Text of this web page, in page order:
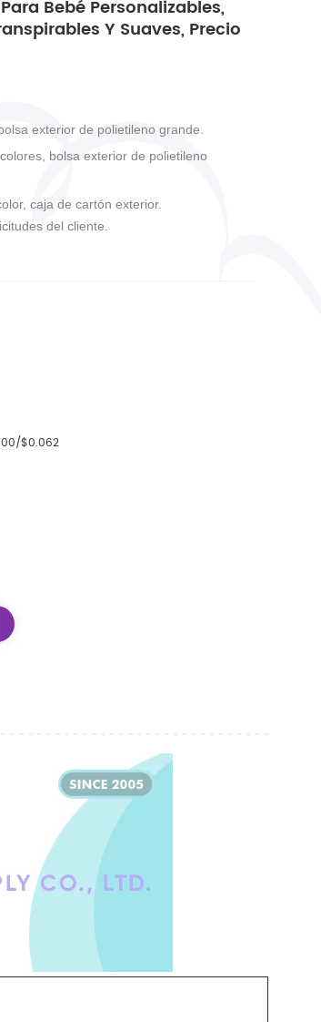
Bebé Personalizables,
Y Suaves, Precio
exterior de polietileno grande.
bolsa exterior de polietileno
caja de cartón exterior.
del cliente.
$0.062